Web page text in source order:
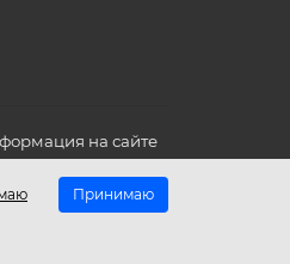
Принимаю
на сайте
в товаре